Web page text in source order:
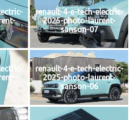
renault-4-e-tech-electric-
2025-photo-laurent-
sanson-07
renault-4-e-tech-electric-
2025-photo-laurent-
sanson-06